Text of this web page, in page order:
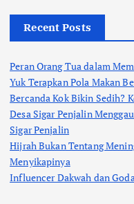
Recent Posts
Peran Orang Tua dalam
Yuk Terapkan Pola Makan
Bercanda Kok Bikin Sedih?
Desa Sigar Penjalin
Sigar Penjalin
Hijrah Bukan Tentang
Menyikapinya
Influencer Dakwah dan